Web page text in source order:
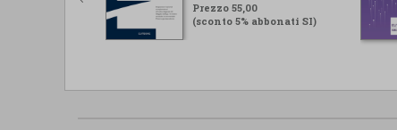
Prezzo 55,00
(sconto 5% abbonati SI)